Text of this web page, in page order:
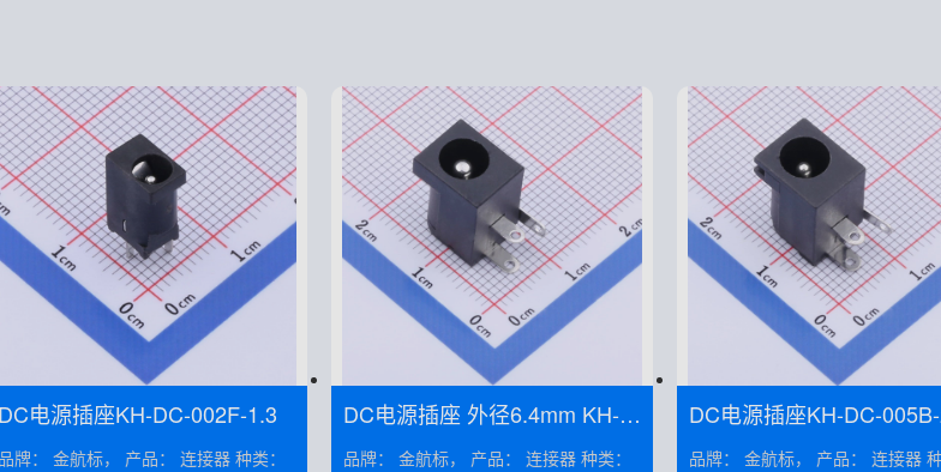
DC电源插座KH-DC-002F-1.3
品牌： 金航标， 产品： 连接器 种类：
DC电源插座 外径6.4mm KH-D
C-005-2.5
品牌： 金航标， 产品： 连接器 种类：
DC电源插座KH-DC-
品牌： 金航标， 产品： 连接器 种类：